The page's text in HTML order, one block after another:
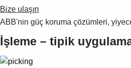
Bize ulaşın
ABB'nin güç koruma çözümleri,
İşleme – tipik